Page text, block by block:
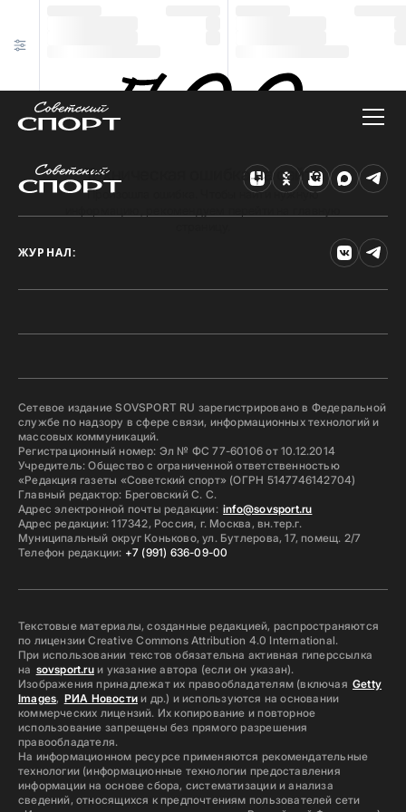
Техническая ошибка на сайте
Произошла ошибка. Чтобы найти нужную
ЖУРНАЛ:
Сетевое издание SOVSPORT RU зарегистрировано в Федеральной
службе по надзору в сфере связи, информационных технологий и
массовых коммуникаций.
Регистрационный номер: Эл № ФС 77-60106 от 10.12.2014
Учредитель: Общество с ограниченной ответственностью
«Редакция газеты «Советский спорт» (ОГРН 5147746142704)
Главный редактор: Бреговский С. С.
Адрес электронной почты редакции: info@sovsport.ru
Адрес редакции: 117342, Россия, г. Москва, вн.тер.г.
Муниципальный округ Коньково, ул. Бутлерова, 17, помещ. 2/7
Телефон редакции: +7 (991) 636-09-00
Текстовые материалы, созданные редакцией, распространяются
по лицензии Creative Commons Attribution 4.0 International.
При использовании текстов обязательна активная гиперссылка
на sovsport.ruи указание автора (если он указан).
Изображения принадлежат их правообладателям (включая Getty
Images, РИА Новостии др.) и используются на основании
коммерческих лицензий. Их копирование и повторное
использование запрещены без прямого разрешения
правообладателя.
На информационном ресурсе применяются рекомендательные
технологии (информационные технологии предоставления
информации на основе сбора, систематизации и анализа
сведений, относящихся к предпочтениям пользователей сети